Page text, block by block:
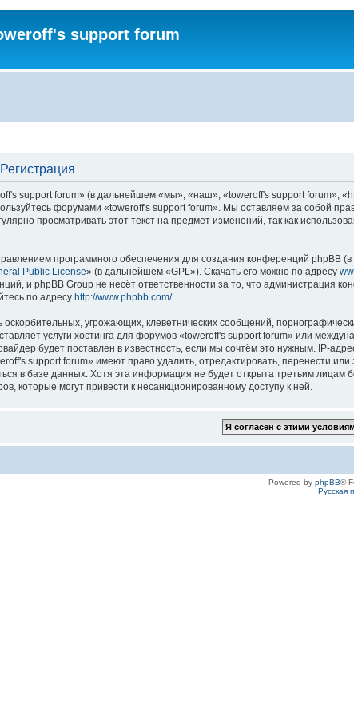
support forum
support forum» (в дальнейшем «мы», «наш», «toweroff's support forum»,
форумами «toweroff's support forum». Мы оставляем за собой
просматривать этот текст на предмет изменений, так как
программного обеспечения для создания конференций phpBB
Public License» (в дальнейшем «GPL»). Скачать его можно по адресу
и phpBB Group не несёт ответственности за то, что администрация
по адресу http://www.phpbb.com/.
угрожающих, клеветнических сообщений,
услуги хостинга для форумов «toweroff's support forum» или
будет поставлен в известность, если мы сочтём это нужным. IP-
support forum» имеют право удалить, отредактировать, перенести
в базе данных. Хотя эта информация не будет открыта третьим
которые могут привести к несанкционированному доступу к ней.
Powered by phpBB®
Русская